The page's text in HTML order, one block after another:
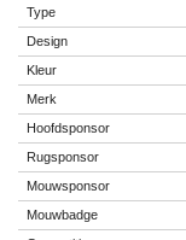
Type
Design
Kleur
Merk
Hoofdsponsor
Rugsponsor
Mouwsponsor
Mouwbadge